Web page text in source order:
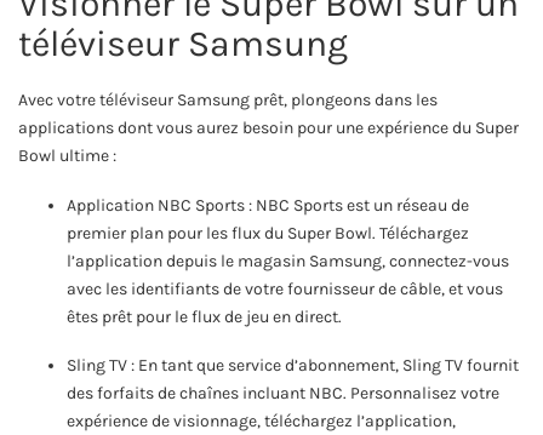
téléviseur Samsung
Avec votre téléviseur Samsung prêt, plongeons dans les
applications dont vous aurez besoin pour une expérience du Super
Bowl ultime :
Application NBC Sports : NBC Sports est un réseau de
premier plan pour les flux du Super Bowl. Téléchargez
l’application depuis le magasin Samsung, connectez-vous
avec les identifiants de votre fournisseur de câble, et vous
êtes prêt pour le flux de jeu en direct.
Sling TV : En tant que service d’abonnement, Sling TV fournit
des forfaits de chaînes incluant NBC. Personnalisez votre
expérience de visionnage, téléchargez l’application,